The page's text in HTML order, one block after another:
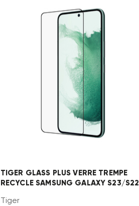
TIGER GLASS PLUS VERRE TREMPE
RECYCLE SAMSUNG GALAXY S23/S22
Tiger